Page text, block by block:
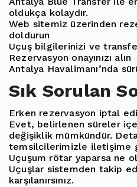
oldukça kolaydır.
Web sitemiz üzerinden
doldurun
Uçuş bilgilerinizi ve
Rezervasyon onayınızı alın
Antalya Havalimanı’nda
Sık Sorulan
Erken rezervasyon iptal
Evet, belirlenen süreler
değişiklik mümkündür.
temsilcilerimizle iletişime
Uçuşum rötar yaparsa ne
Uçuşlar sistemden takip
karşılanırsınız.